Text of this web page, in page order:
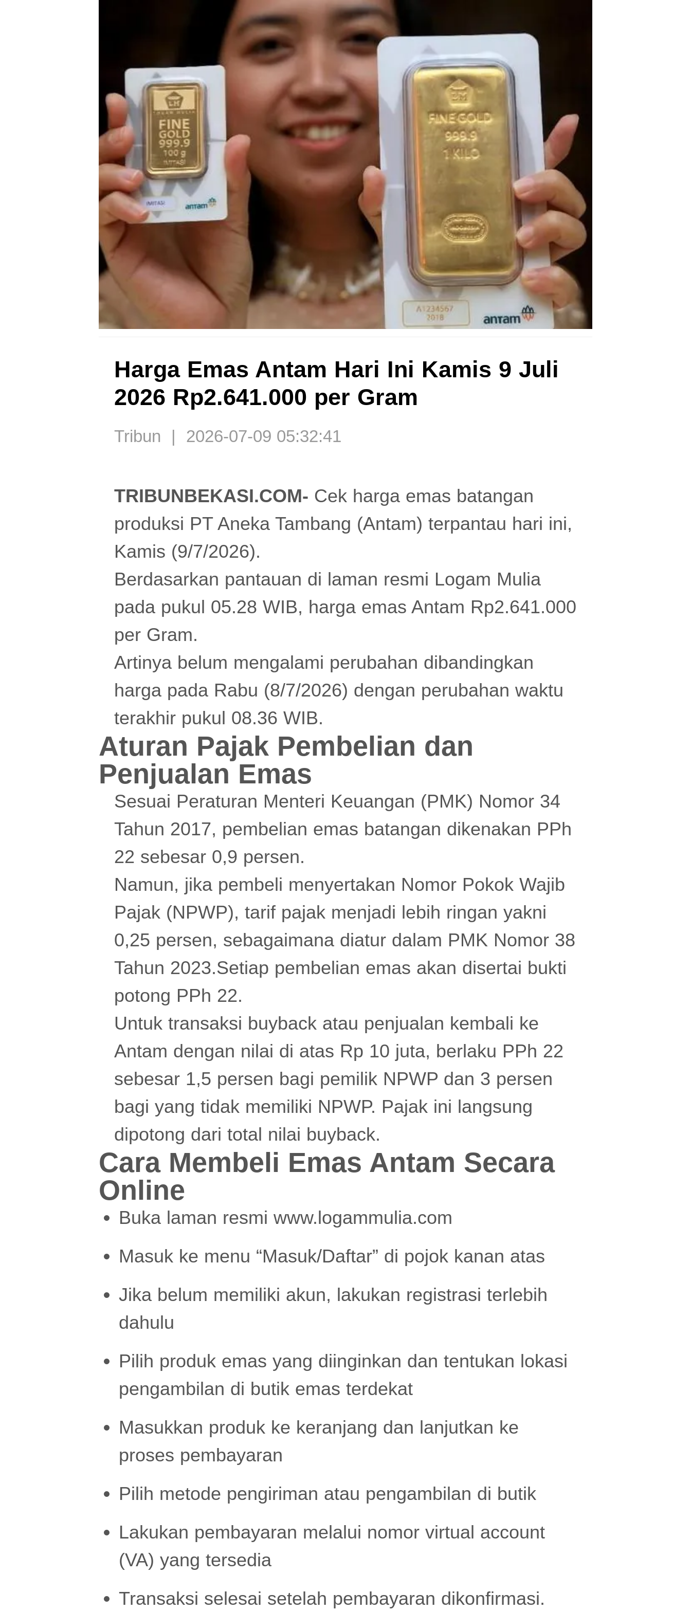
Harga Emas Antam Hari Ini Kamis 9 Juli
2026 Rp2.641.000 per Gram
Tribun | 2026-07-09 05:32:41
TRIBUNBEKASI.COM- Cek harga emas batangan
produksi PT Aneka Tambang (Antam) terpantau hari ini,
Kamis (9/7/2026).
Berdasarkan pantauan di laman resmi Logam Mulia
pada pukul 05.28 WIB, harga emas Antam Rp2.641.000
per Gram.
Artinya belum mengalami perubahan dibandingkan
harga pada Rabu (8/7/2026) dengan perubahan waktu
terakhir pukul 08.36 WIB.
Aturan Pajak Pembelian dan
Penjualan Emas
Sesuai Peraturan Menteri Keuangan (PMK) Nomor 34
Tahun 2017, pembelian emas batangan dikenakan PPh
22 sebesar 0,9 persen.
Namun, jika pembeli menyertakan Nomor Pokok Wajib
Pajak (NPWP), tarif pajak menjadi lebih ringan yakni
0,25 persen, sebagaimana diatur dalam PMK Nomor 38
Tahun 2023.Setiap pembelian emas akan disertai bukti
potong PPh 22.
Untuk transaksi buyback atau penjualan kembali ke
Antam dengan nilai di atas Rp 10 juta, berlaku PPh 22
sebesar 1,5 persen bagi pemilik NPWP dan 3 persen
bagi yang tidak memiliki NPWP. Pajak ini langsung
dipotong dari total nilai buyback.
Cara Membeli Emas Antam Secara
Online
Buka laman resmi www.logammulia.com
Masuk ke menu “Masuk/Daftar” di pojok kanan atas
Jika belum memiliki akun, lakukan registrasi terlebih
dahulu
Pilih produk emas yang diinginkan dan tentukan lokasi
pengambilan di butik emas terdekat
Masukkan produk ke keranjang dan lanjutkan ke
proses pembayaran
Pilih metode pengiriman atau pengambilan di butik
Lakukan pembayaran melalui nomor virtual account
(VA) yang tersedia
Transaksi selesai setelah pembayaran dikonfirmasi.